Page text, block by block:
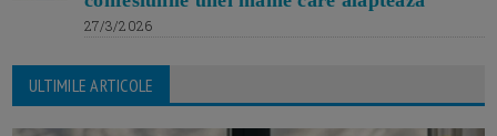
27/3/2026
ULTIMILE ARTICOLE